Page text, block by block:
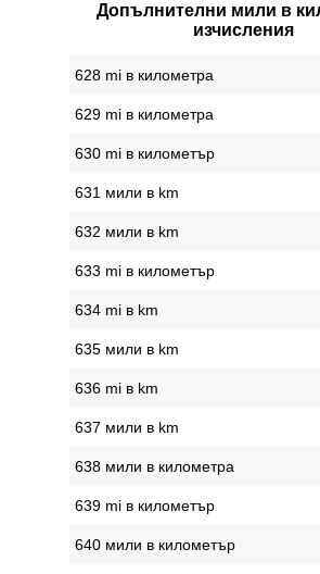
Допълнителни мили в
изчисления
628 mi в километра
629 mi в километра
630 mi в километър
631 мили в km
632 мили в km
633 mi в километър
634 mi в km
635 мили в km
636 mi в km
637 мили в km
638 мили в километра
639 mi в километър
640 мили в километър